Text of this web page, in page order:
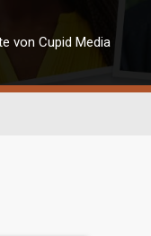
von Cupid Media